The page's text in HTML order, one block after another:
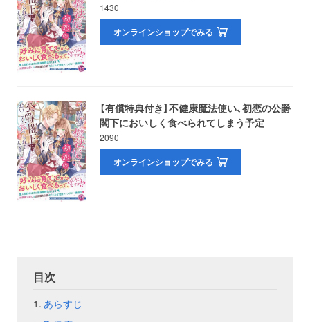
1430
オンラインショップでみる
【有償特典付き】不健康魔法使い、初恋の公爵
閣下においしく食べられてしまう予定
2090
オンラインショップでみる
目次
あらすじ
フェア
会社概要 プライバシーポリシー